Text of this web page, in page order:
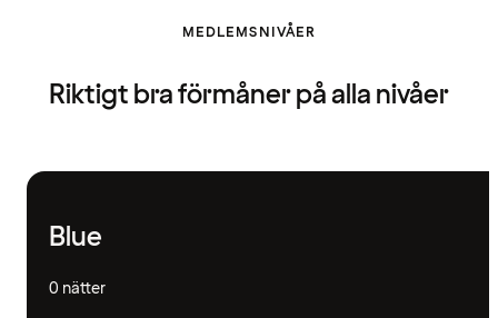
MEDLEMSNIVÅER
Riktigt bra förmåner på alla nivåer
Blue
0 nätter